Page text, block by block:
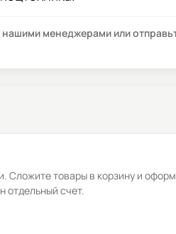
менеджерами или
товары в корзину и
отдельный счет.